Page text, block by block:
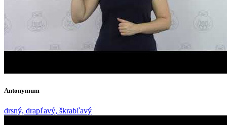
Antonymum
drsný, drapľavý, škrabľavý